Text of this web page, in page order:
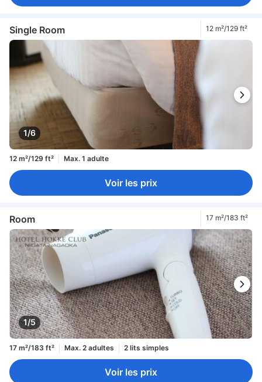
Single Room 12 m²/129 ft²
1/6
12 m²/129 ft² Max. 1 adulte
Voir les prix
Room 17 m²/183 ft²
1/5
17 m²/183 ft² Max. 2 adultes 2 lits simples
Voir les prix